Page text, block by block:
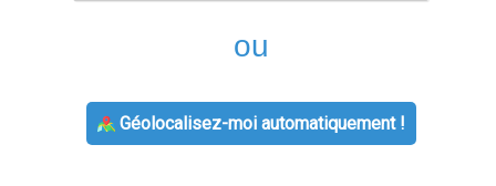
ou
Géolocalisez-moi automatiquement !